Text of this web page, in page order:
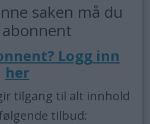
saken må du
Logg inn
her
tilgang til alt innhold
tilbud: